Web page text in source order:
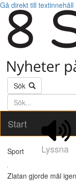
Gå direkt till textinnehåll
Sök
Söktext
Start
Lyssna
Sport
Zlatan gjorde mål